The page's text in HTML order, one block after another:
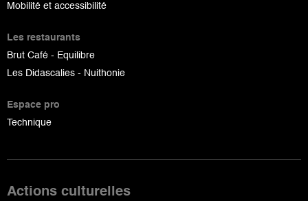
Mobilité et accessibilité
Les restaurants
Brut Café - Equilibre
Les Didascalies - Nuithonie
Espace pro
Technique
Actions culturelles